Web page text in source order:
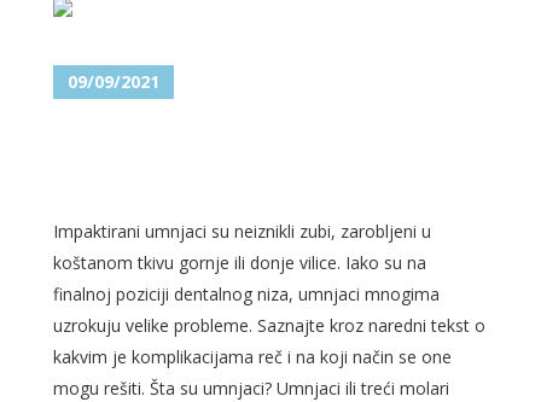
09/09/2021
Impaktirani umnjaci su neiznikli zubi, zarobljeni u
koštanom tkivu gornje ili donje vilice. Iako su na
finalnoj poziciji dentalnog niza, umnjaci mnogima
uzrokuju velike probleme. Saznajte kroz naredni tekst o
kakvim je komplikacijama reč i na koji način se one
mogu rešiti. Šta su umnjaci? Umnjaci ili treći molari